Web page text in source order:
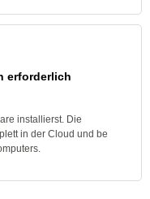
erforderlich
installierst. Die
in der Cloud und be